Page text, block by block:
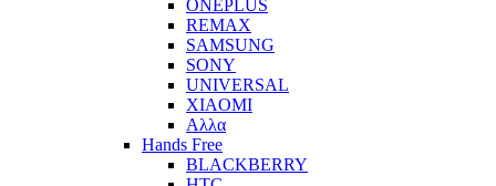
ONEPLUS
REMAX
SAMSUNG
SONY
UNIVERSAL
XIAOMI
Αλλα
Hands Free
BLACKBERRY